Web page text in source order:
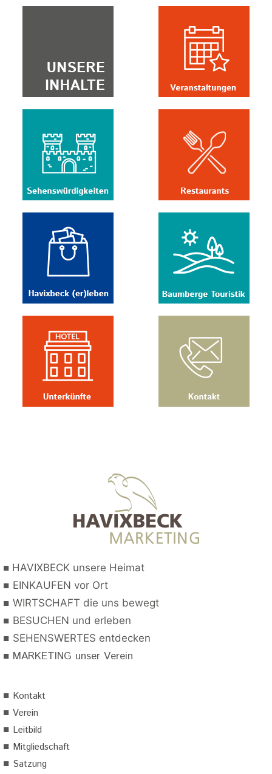
■ HAVIXBECK unsere Heimat
■ EINKAUFEN vor Ort
■ WIRTSCHAFT die uns bewegt
■ BESUCHEN und erleben
■ SEHENSWERTES entdecken
■ MARKETING unser Verein
■ Kontakt
■ Verein
■ Leitbild
■ Mitgliedschaft
■ Satzung